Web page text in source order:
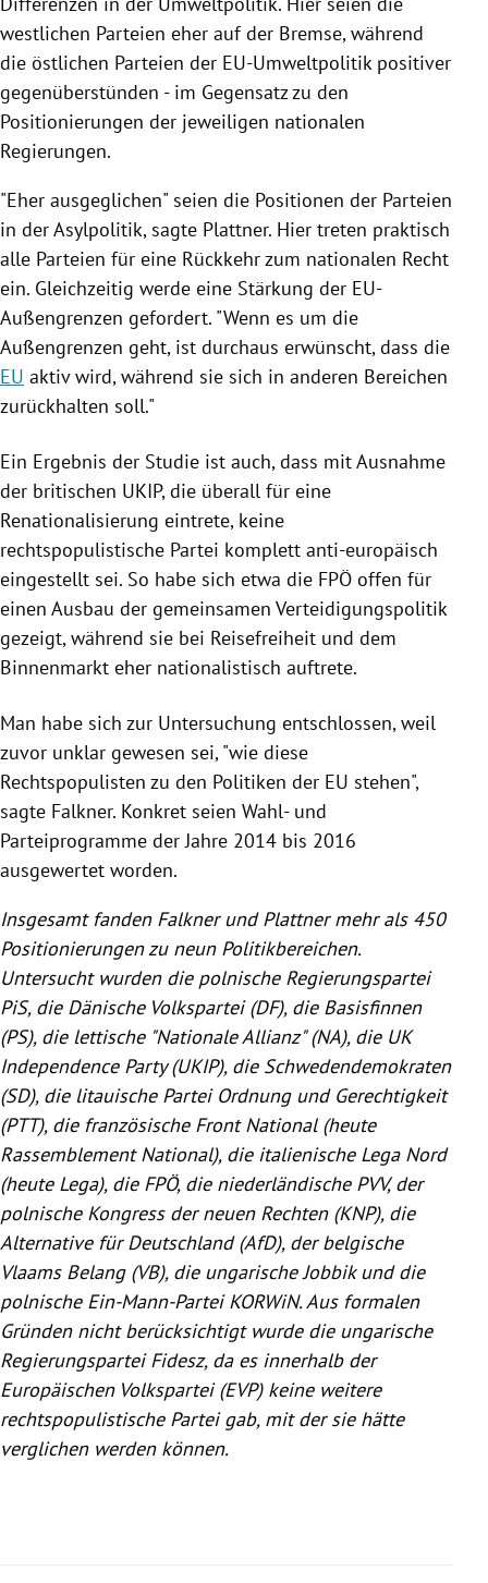
westlichen Parteien eher auf der Bremse, während
die östlichen Parteien der EU-Umweltpolitik positiver
gegenüberstünden - im Gegensatz zu den
Positionierungen der jeweiligen nationalen
Regierungen.
"Eher ausgeglichen" seien die Positionen der Parteien
in der Asylpolitik, sagte Plattner. Hier treten praktisch
alle Parteien für eine Rückkehr zum nationalen Recht
ein. Gleichzeitig werde eine Stärkung der EU-
Außengrenzen gefordert. "Wenn es um die
Außengrenzen geht, ist durchaus erwünscht, dass die
EU aktiv wird, während sie sich in anderen Bereichen
zurückhalten soll."
Ein Ergebnis der Studie ist auch, dass mit Ausnahme
der britischen UKIP, die überall für eine
Renationalisierung eintrete, keine
rechtspopulistische Partei komplett anti-europäisch
eingestellt sei. So habe sich etwa die FPÖ offen für
einen Ausbau der gemeinsamen Verteidigungspolitik
gezeigt, während sie bei Reisefreiheit und dem
Binnenmarkt eher nationalistisch auftrete.
Man habe sich zur Untersuchung entschlossen, weil
zuvor unklar gewesen sei, "wie diese
Rechtspopulisten zu den Politiken der EU stehen",
sagte Falkner. Konkret seien Wahl- und
Parteiprogramme der Jahre 2014 bis 2016
ausgewertet worden.
Insgesamt fanden FalknerundPlattnermehr als 450
Positionierungen zu neun Politikbereichen.
Untersucht wurden die polnische Regierungspartei
PiS, die Dänische Volkspartei (DF), die Basisfinnen
(PS), die lettische "Nationale Allianz" (NA), die UK
Independence Party(UKIP), die Schwedendemokraten
(SD), die litauische Partei Ordnung und Gerechtigkeit
(PTT), die französische Front National(heute
Rassemblement National), die italienische Lega Nord
(heute Lega), die FPÖ, die niederländische PVV, der
polnische Kongress der neuen Rechten (KNP), die
Alternative für Deutschland (AfD), der belgische
Vlaams Belang(VB), die ungarischeJobbikund die
polnische Ein-Mann-Partei KORWiN. Aus formalen
Gründen nicht berücksichtigt wurde die ungarische
RegierungsparteiFidesz, da es innerhalb der
Europäischen Volkspartei(EVP) keine weitere
rechtspopulistische Partei gab, mit der sie hätte
verglichen werden können.